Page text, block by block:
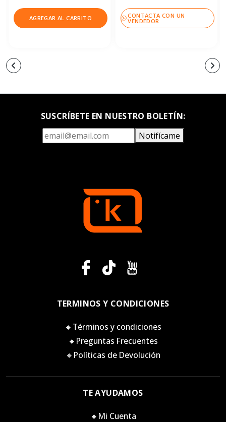
AGREGAR AL CARRITO CONTACTA CON UN
VENDEDOR
SUSCRÍBETE EN NUESTRO BOLETÍN:
Notifícame
TERMINOS Y CONDICIONES
🔸Términos y condiciones
🔸Preguntas Frecuentes
🔸Políticas de Devolución
TE AYUDAMOS
🔸Mi Cuenta